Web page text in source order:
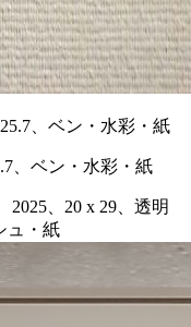
、ベン・水彩・紙
、ベン・水彩・紙
、20 x 29、透明
ュ・紙